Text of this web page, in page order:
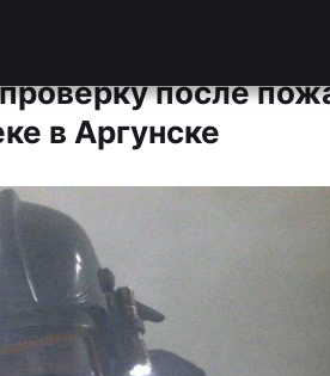
после
в Аргунске